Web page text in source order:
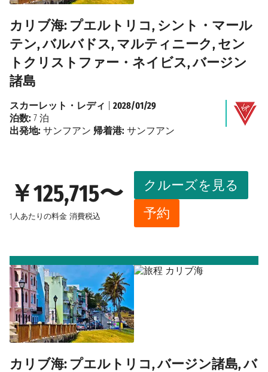
カリブ海: プエルトリコ, シント・マール
テン, バルバドス, マルティニーク, セン
トクリストファー・ネイビス, バージン
諸島
￥125,715〜
1人あたりの料金 消費税込
クルーズを見る
予約
スカーレット・レディ
2028/01/29
泊数: 7 泊
出発地: サンフアン 帰着港: サンフアン
カリブ海: プエルトリコ, バージン諸島, バ